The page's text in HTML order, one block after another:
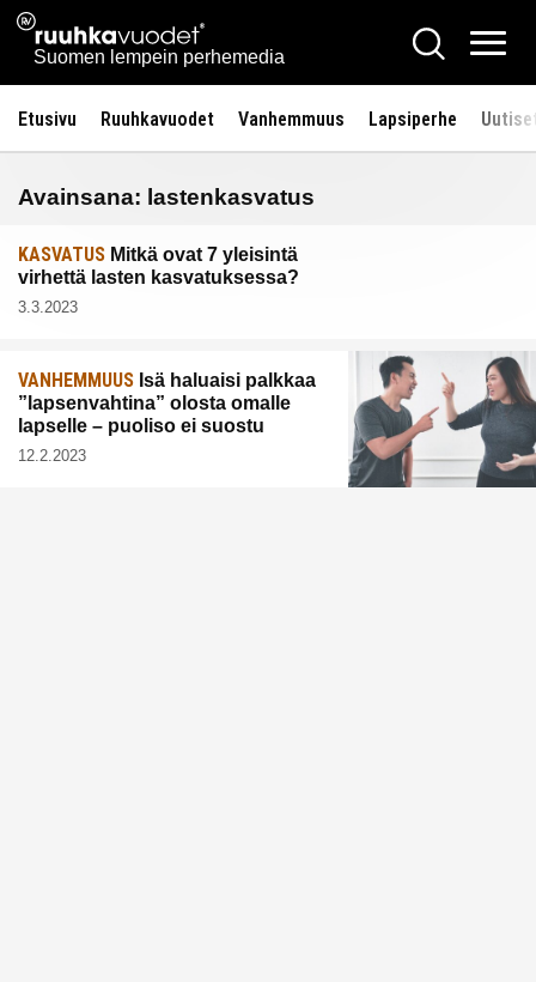
Siirry
sisältöön
Ruuhkavuodet.fi
Suomen lempein perhemedia
Hae
Etusivu Ruuhkavuodet Vanhemmuus Lapsiperhe
Avainsana: lastenkasvatus
KASVATUS Mitkä ovat 7 yleisintä
virhettä lasten kasvatuksessa?
3.3.2023
VANHEMMUUS Isä haluaisi palkkaa
”lapsenvahtina” olosta omalle
lapselle – puoliso ei suostu
12.2.2023